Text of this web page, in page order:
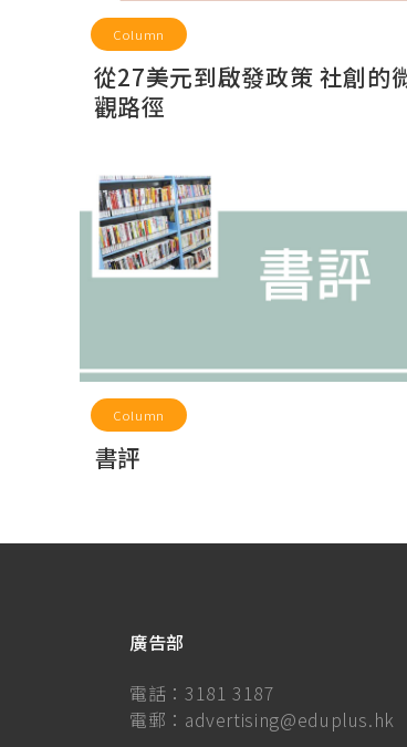
Column
從27美元到啟發政策 社創的
觀路徑
Column
書評
廣告部
電話： 3181 3187
電郵： advertising@eduplus.hk